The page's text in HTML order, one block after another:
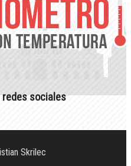
redes sociales
Skrilec